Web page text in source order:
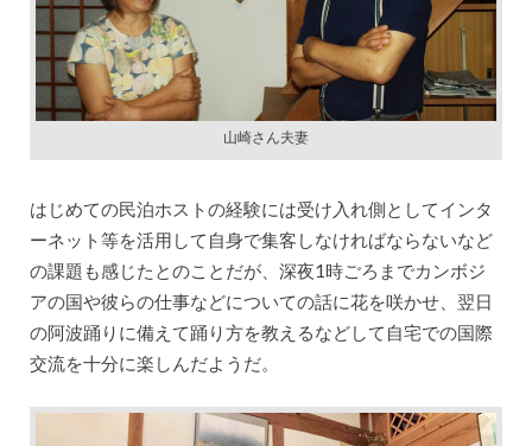
山崎さん夫妻
はじめての民泊ホストの経験には受け入れ側としてインタ
ーネット等を活用して自身で集客しなければならないなど
の課題も感じたとのことだが、深夜1時ごろまでカンボジ
アの国や彼らの仕事などについての話に花を咲かせ、翌日
の阿波踊りに備えて踊り方を教えるなどして自宅での国際
交流を十分に楽しんだようだ。